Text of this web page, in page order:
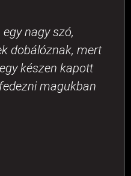
nagy szó,
dobálóznak, mert
készen kapott
magukban